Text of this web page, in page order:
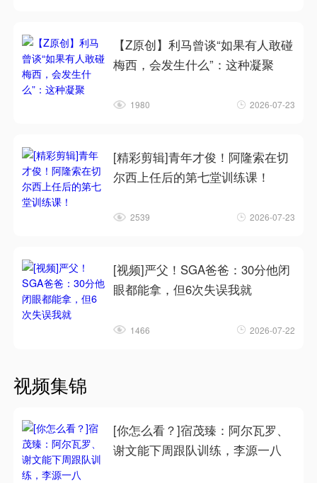
【Z原创】利马曾谈“如果有人敢碰
梅西，会发生什么”：这种凝聚
1980 2026-07-23
[精彩剪辑]青年才俊！阿隆索在切
尔西上任后的第七堂训练课！
2539 2026-07-23
[视频]严父！SGA爸爸：30分他闭
眼都能拿，但6次失误我就
1466 2026-07-22
视频集锦
[你怎么看？]宿茂臻：阿尔瓦罗、
谢文能下周跟队训练，李源一八